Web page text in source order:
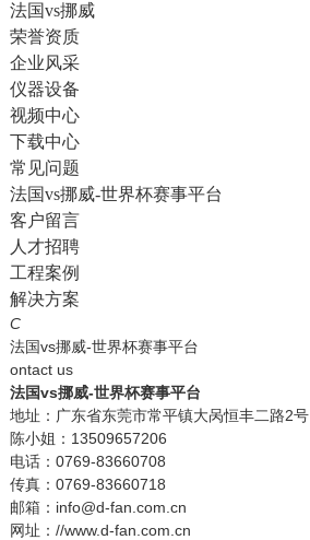
法国vs挪威
荣誉资质
企业风采
仪器设备
视频中心
下载中心
常见问题
法国vs挪威-世界杯赛事平台
客户留言
人才招聘
工程案例
解决方案
C
法国vs挪威-世界杯赛事平台
ontact us
法国vs挪威-世界杯赛事平台
地址：广东省东莞市常平镇大呙恒丰二路2号
陈小姐：13509657206
电话：0769-83660708
传真：0769-83660718
邮箱：info@d-fan.com.cn
网址：//www.d-fan.com.cn